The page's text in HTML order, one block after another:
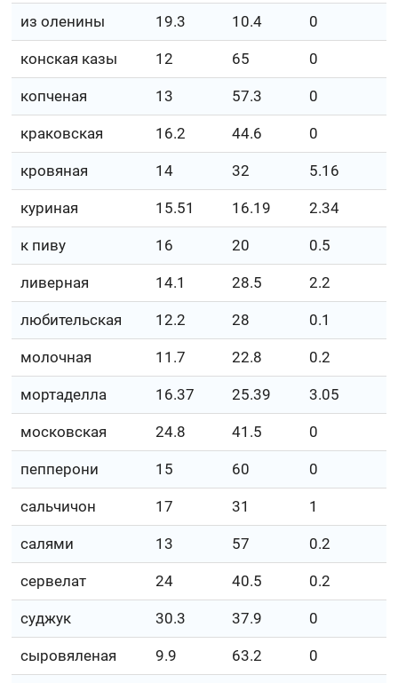
из оленины 19.3 10.4 0
конская казы 12 65 0
копченая 13 57.3 0
краковская 16.2 44.6 0
кровяная 14 32 5.16
куриная 15.51 16.19 2.34
к пиву 16 20 0.5
ливерная 14.1 28.5 2.2
любительская 12.2 28 0.1
молочная 11.7 22.8 0.2
мортаделла 16.37 25.39 3.05
московская 24.8 41.5 0
пепперони 15 60 0
сальчичон 17 31 1
салями 13 57 0.2
сервелат 24 40.5 0.2
суджук 30.3 37.9 0
сыровяленая 9.9 63.2 0